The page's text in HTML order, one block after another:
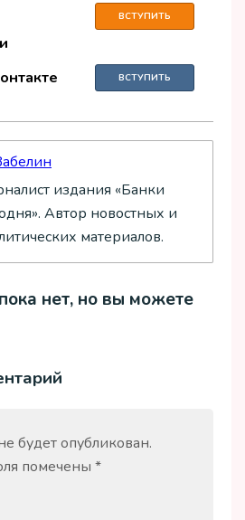
ВСТУПИТЬ
ВСТУПИТЬ
издания «Банки
Автор новостных и
материалов.
нет, но вы можете
будет опубликован.
помечены *